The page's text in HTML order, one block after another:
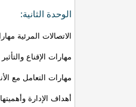
الوحدة الثانية:
الاتصالات المرئية
مهارات الإقناع
مهارات التعامل مع
أهداف الإدارة